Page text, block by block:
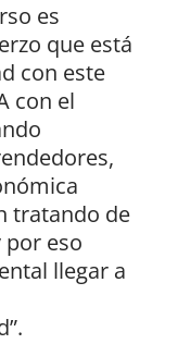
es
que está
con este
con el
tratando de
eso
llegar a